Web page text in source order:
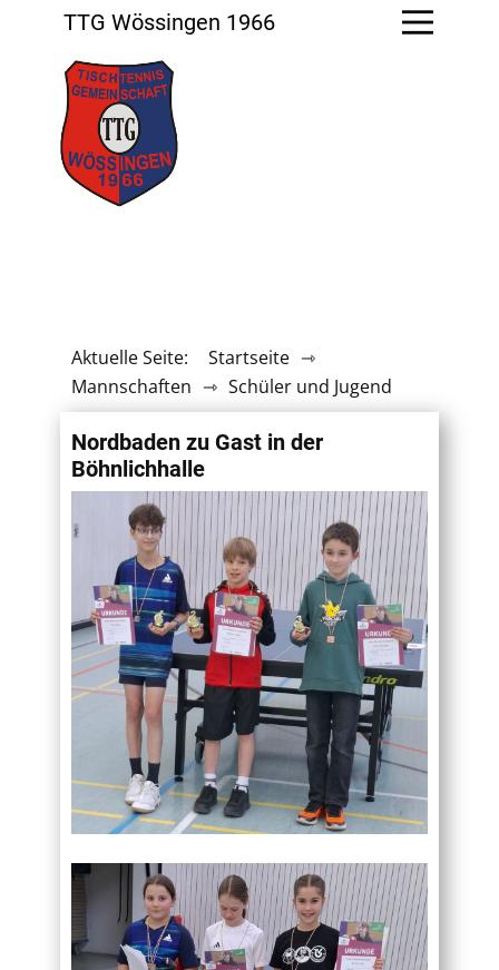
TTG Wössingen 1966
Aktuelle Seite: Startseite ⇾
Mannschaften ⇾ Schüler und Jugend
Nordbaden zu Gast in der
Böhnlichhalle